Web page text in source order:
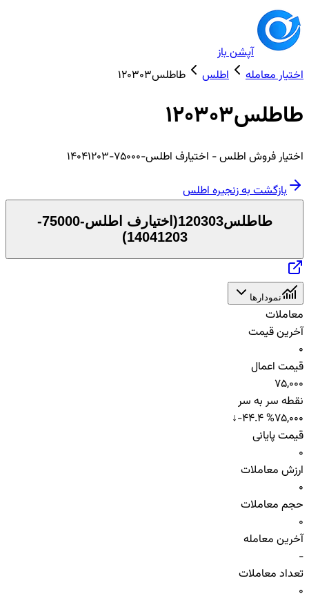
آپشن باز
اختیار معامله
اطلس طاطلس120303
طاطلس120303
اختیارفروش اطلس- اختیارف اطلس-75000-14041203
بازگشت به زنجیرهاطلس
طاطلس120303 (
اختیارف اطلس-75000-
14041203
)
نمودارها
معاملات
آخرین قیمت
0
قیمت اعمال
75,000
نقطه سر به سر
75,000
↓-44.4 %
قیمت پایانی
0
ارزش معاملات
0
حجم معاملات
0
آخرین معامله
-
تعداد معاملات
0